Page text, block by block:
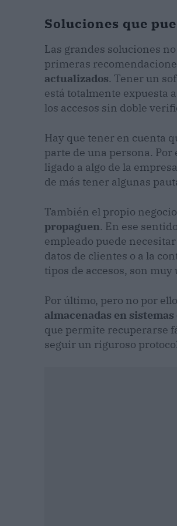
Soluciones que
Las grandes soluciones
primeras
actualizados. Tener un
está totalmente expuesta
los accesos sin doble
Hay que tener en cuenta
parte de una persona.
ligado a algo de la
de más tener algunas
También el propio
propaguen. En ese
empleado puede
datos de clientes o a la
tipos de accesos, son
Por último, pero no por
almacenadas en
que permite recuperarse
seguir un riguroso